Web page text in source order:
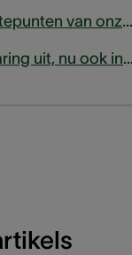
Lapperre nodigt uit: de hoogtepunten van onze tinnitusexpertsessie
Lapperre breidt World of